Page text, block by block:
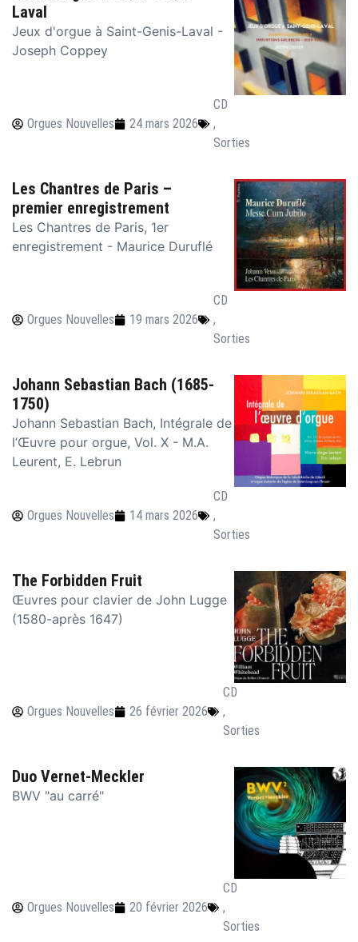
Laval
Jeux d'orgue à Saint-Genis-Laval -
Joseph Coppey
Orgues Nouvelles 24 mars 2026
CD
,
Sorties
Les Chantres de Paris –
premier enregistrement
Les Chantres de Paris, 1er
enregistrement - Maurice Duruflé
Orgues Nouvelles 19 mars 2026
CD
,
Sorties
Johann Sebastian Bach (1685-
1750)
Johann Sebastian Bach, Intégrale de
l’Œuvre pour orgue, Vol. X - M.A.
Leurent, E. Lebrun
Orgues Nouvelles 14 mars 2026
CD
,
Sorties
The Forbidden Fruit
Œuvres pour clavier de John Lugge
(1580-après 1647)
Orgues Nouvelles 26 février 2026
CD
,
Sorties
Duo Vernet-Meckler
BWV "au carré"
Orgues Nouvelles 20 février 2026
CD
,
Sorties